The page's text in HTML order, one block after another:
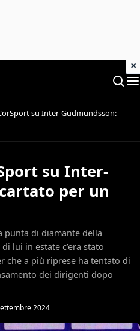
su Inter-Gudmundsson:
su Inter-
per un
punta di diamante della
lui in estate c’era stato
che a più riprese ha tentato di
dei dirigenti dopo
2024
×